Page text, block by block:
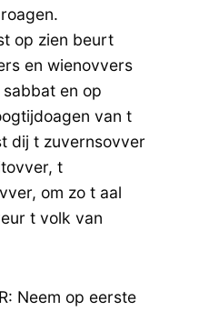
op zien beurt
en wienovvers
en op
van t
dij t zuvernsovver
t
om zo t aal
t volk van
Neem op eerste